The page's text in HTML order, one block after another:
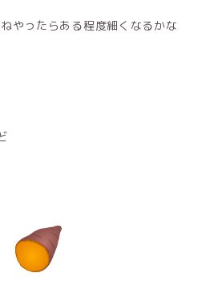
やったらある程度細くなるかな